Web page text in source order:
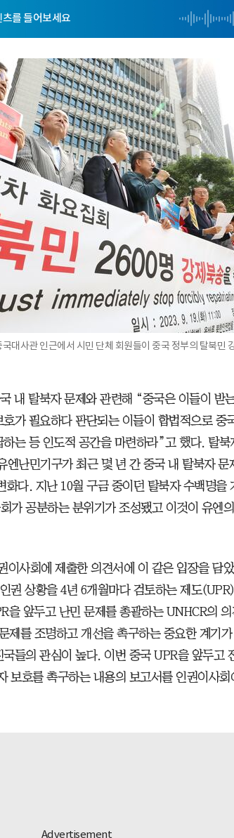
대사관 인근에서 시민 단체 회원들이 중국 정부의 탈북민
내 탈북자 문제와 관련해 “중국은 이들이 받
가 필요하다 판단되는 이들이 합법적으로 중
는 등 인도적 공간을 마련하라”고 했다. 탈북
엔난민기구가 최근 몇 년 간 중국 내 탈북자 문
화다. 지난 10월 구금 중이던 탈북자 수백명을
가 공분하는 분위기가 조성됐고 이것이 유엔
이사회에 제출한 의견서에 이 같은 입장을 담
권 상황을 4년 6개월마다 검토하는 제도
을 앞두고 난민 문제를 총괄하는 UNHCR의
제를 조명하고 개선을 촉구하는 중요한 계기가
들의 관심이 높다. 이번 중국 UPR을 앞두고
보호를 촉구하는 내용의 보고서를 인권이사회